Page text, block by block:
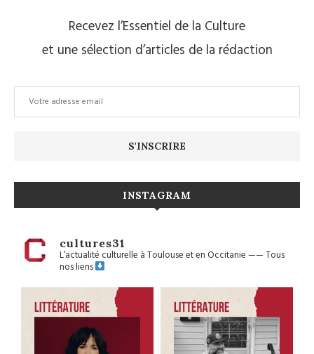
Recevez l’Essentiel de la Culture
et une sélection d’articles de la rédaction
INSTAGRAM
cultures31
L’actualité culturelle à Toulouse et en Occitanie——Tous
nos liens